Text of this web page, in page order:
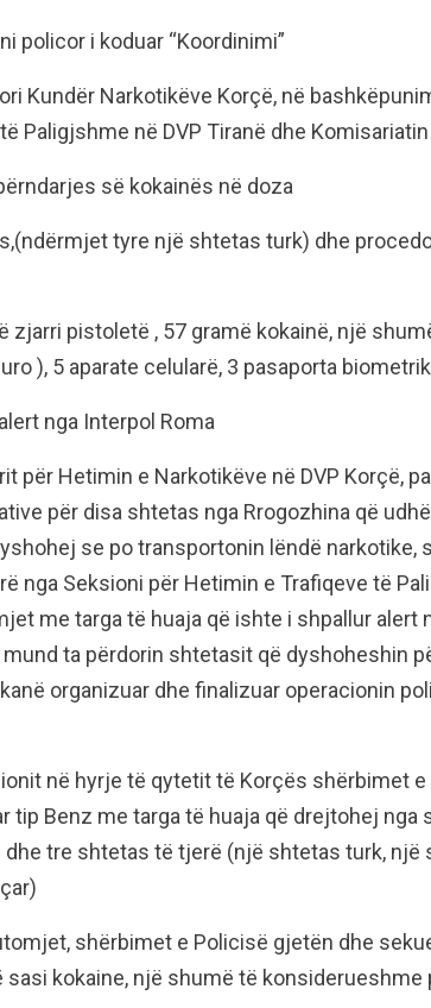
policor i koduar “Koordinimi”
Kundër Narkotikëve Korçë, në
Paligjshme në DVP Tiranë dhe
së kokainës në doza
tyre një shtetas turk) dhe
zjarri pistoletë , 57 gramë kokainë, një
), 5 aparate celularë, 3 pasaporta
nga Interpol Roma
për Hetimin e Narkotikëve në DVP Korçë,
për disa shtetas nga Rrogozhina që
se po transportonin lëndë narkotike,
nga Seksioni për Hetimin e Trafiqeve të
me targa të huaja që ishte i shpallur alert
ta përdorin shtetasit që dyshoheshin
organizuar dhe finalizuar operacionin
në hyrje të qytetit të Korçës shërbimet
tip Benz me targa të huaja që drejtohej nga
dhe tre shtetas të tjerë (një shtetas turk, një
shërbimet e Policisë gjetën dhe
sasi kokaine, një shumë të konsiderueshme